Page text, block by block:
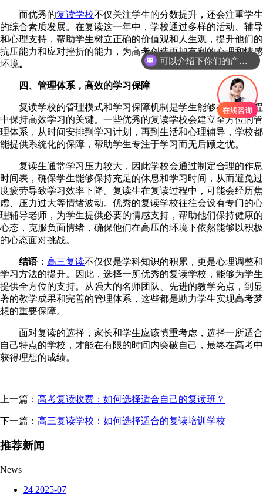
而优秀的复读学校不仅关注学生的分数提升，还会注重学生
的综合素质发展。在复读这一年中，学校通过多样的活动、辅导
和心理支持，帮助学生树立正确的价值观和人生观，提升他们的
抗压能力和应对挫折的能力，为高考创造更加有利的心理和情感
环境。
四、管理体系，高效的学习保障
复读学校的管理模式和学习保障机制是学生能够在复读过程
中保持高效学习的关键。一些优秀的复读学校会建立全方位的管
理体系，从时间安排到学习计划，再到生活和心理辅导，学校都
能提供系统化的保障，帮助学生专注于学习而无后顾之忧。
复读生通常学习压力较大，因此学校会通过制定合理的作息
时间表，确保学生能够保持充足的休息和学习时间，从而避免过
度疲劳导致学习效率下降。复读生在复读过程中，可能会经历焦
虑、压力过大等情绪波动。优秀的复读学校往往会设有专门的心
理辅导老师，为学生提供必要的情感支持，帮助他们保持健康的
心态，克服负面情绪，确保他们在高压的环境下依然能够以积极
的心态面对挑战。
结语： 高三复读不仅仅是学科知识的积累，更是心理调整和
学习方法的提升。因此，选择一所优秀的复读学校，能够为学生
提供全方位的支持。从强大的名师团队、先进的教学亮点，到显
著的教学成果和完善的管理体系，这些都是助力学生实现高考梦
想的重要保障。
面对复读的选择，家长和学生应该慎重考虑，选择一所适合
自己特点的学校，才能在有限的时间内突破自己，最终在高考中
获得理想的成绩。
上一篇： 高考复读收费：如何选择适合自己的复读班？
下一篇： 高三复读学校：如何选择适合的复读培训学校
推荐新闻
News
24 2025-07
可以介绍下你们的产品么
你们是怎么收费的呢